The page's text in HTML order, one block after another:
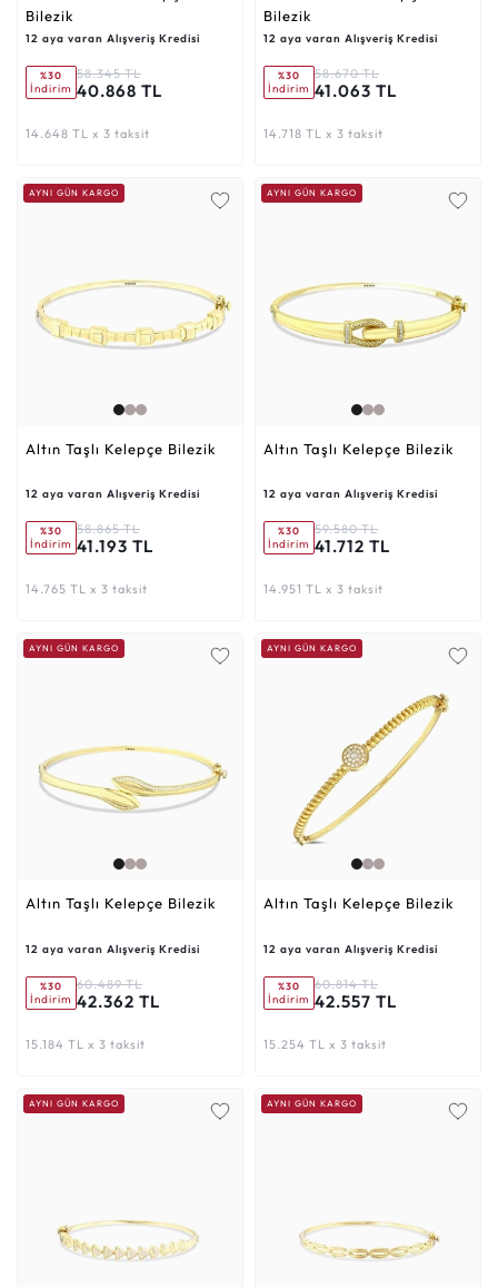
Bilezik
12 aya varan Alışveriş Kredisi
%30
İndirim
58.345 TL
40.868 TL
14.648 TL x 3 taksit
Bilezik
12 aya varan Alışveriş Kredisi
%30
İndirim
58.670 TL
41.063 TL
14.718 TL x 3 taksit
AYNI GÜN KARGO
Altın Taşlı Kelepçe Bilezik
12 aya varan Alışveriş Kredisi
%30
İndirim
58.865 TL
41.193 TL
14.765 TL x 3 taksit
AYNI GÜN KARGO
Altın Taşlı Kelepçe Bilezik
12 aya varan Alışveriş Kredisi
%30
İndirim
59.580 TL
41.712 TL
14.951 TL x 3 taksit
AYNI GÜN KARGO
Altın Taşlı Kelepçe Bilezik
12 aya varan Alışveriş Kredisi
%30
İndirim
60.489 TL
42.362 TL
15.184 TL x 3 taksit
AYNI GÜN KARGO
Altın Taşlı Kelepçe Bilezik
12 aya varan Alışveriş Kredisi
%30
İndirim
60.814 TL
42.557 TL
15.254 TL x 3 taksit
AYNI GÜN KARGO AYNI GÜN KARGO